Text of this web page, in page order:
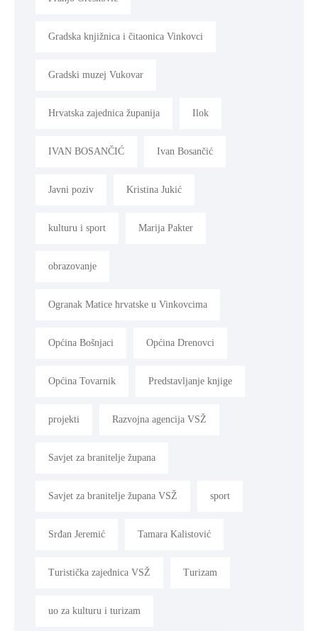
Gradska knjižnica i čitaonica Vinkovci
Gradski muzej Vukovar
Hrvatska zajednica županija Ilok
IVAN BOSANČIĆ Ivan Bosančić
Javni poziv Kristina Jukić
kulturu i sport Marija Pakter
obrazovanje
Ogranak Matice hrvatske u Vinkovcima
Općina Bošnjaci Općina Drenovci
Općina Tovarnik Predstavljanje knjige
projekti Razvojna agencija VSŽ
Savjet za branitelje župana
Savjet za branitelje župana VSŽ sport
Srđan Jeremić Tamara Kalistović
Turistička zajednica VSŽ Turizam
uo za kulturu i turizam